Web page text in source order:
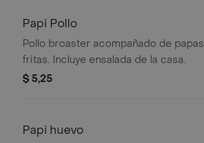
Papi Pollo
Pollo broaster acompañado de papas
fritas. Incluye ensalada de la casa.
$ 5,25
Papi huevo